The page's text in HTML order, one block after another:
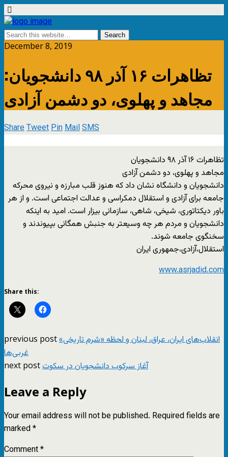
December 8, 2019
تظاهرات ۱۶ آذر ۹۸ دانشجویان:
مجاهد و پهلوی، دو دشمن آزادی
ShareTweetPinMailSMS
تظاهرات ۱۶ آذر ۹۸ دانشجویان
مجاهد و پهلوی، دو دشمن آزادی
دانشجویان و دانشگاه نشان داد که هنوز قلب مبارزه و نیروی محرکه
جامعه برای آزادی و استقلال دمکراسی و عدالت اجتماعی است. و از هر
باور دیکتاتوری، شیخی، شاهی، سازمانی بیزار است. امید به اینکه
دانشجویان و مردم هر چه وسیعتر به جنبش همگانی بپیوندند و
سخنگوی جامعه شوند.
استقلال،آزادی،جمهوری ایران
www.asrjadid.com
Share this:
previous postانقلاب‌هاى‌ ایران، عراق، لبنان و لحظه «شرم تاریخى»
غربى‌ها
next postآغاز سرکوب دانشجویان در سکوت
Leave a Reply
Your email address will not be published. Required fields are
marked*
Comment*